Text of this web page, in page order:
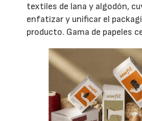
textiles de lana y algodón,
enfatizar y unificar el
producto. Gama de papeles